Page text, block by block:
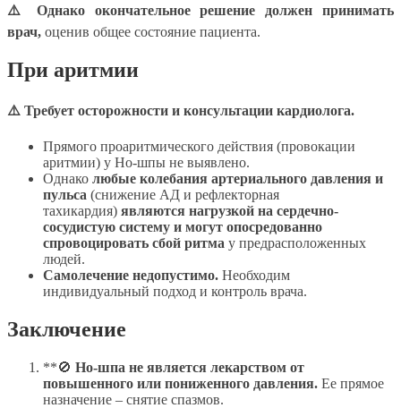
⚠️ Однако окончательное решение должен принимать
врач, оценив общее состояние пациента.
При аритмии
⚠️ Требует осторожности и консультации кардиолога.
Прямого проаритмического действия (провокации
аритмии) у Но-шпы не выявлено.
Однако любые колебания артериального давления и
пульса (снижение АД и рефлекторная
тахикардия) являются нагрузкой на сердечно-
сосудистую систему и могут опосредованно
спровоцировать сбой ритма у предрасположенных
людей.
Самолечение недопустимо. Необходим
индивидуальный подход и контроль врача.
Заключение
**🚫 Но-шпа не является лекарством от
повышенного или пониженного давления. Ее прямое
назначение – снятие спазмов.